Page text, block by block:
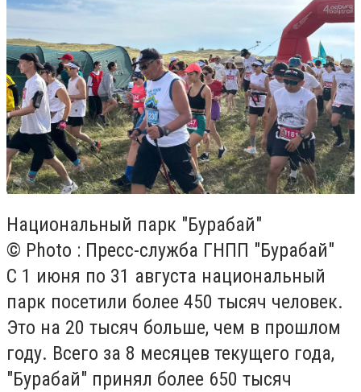
Национальный парк "Бурабай"
© Photo : Пресс-служба ГНПП "Бурабай"
С 1 июня по 31 августа национальный
парк посетили более 450 тысяч человек.
Это на 20 тысяч больше, чем в прошлом
году. Всего за 8 месяцев текущего года,
"Бурабай" принял более 650 тысяч